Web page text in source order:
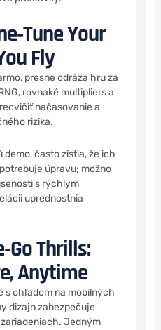
Your
Fly
presne odráža hru za
rovnaké multipliers a
načasovanie a
rizika.
často zistia, že ich
úpravu; možno
s rýchlym
uprednostnia
Thrills:
Anytime
ohľadom na mobilných
dizajn zabezpečuje
Jedným